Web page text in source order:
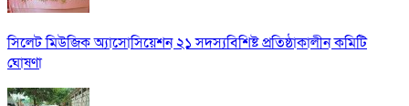
সিলেট মিউজিক অ্যাসোসিয়েশন ২১ সদস্যবিশিষ্ট প্রতিষ্ঠাকালীন কমিটি
ঘোষণা